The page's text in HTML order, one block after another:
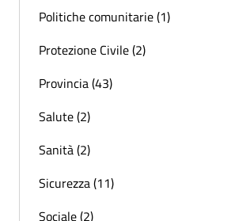
Politiche comunitarie (1)
Protezione Civile (2)
Provincia (43)
Salute (2)
Sanità (2)
Sicurezza (11)
Sociale (2)